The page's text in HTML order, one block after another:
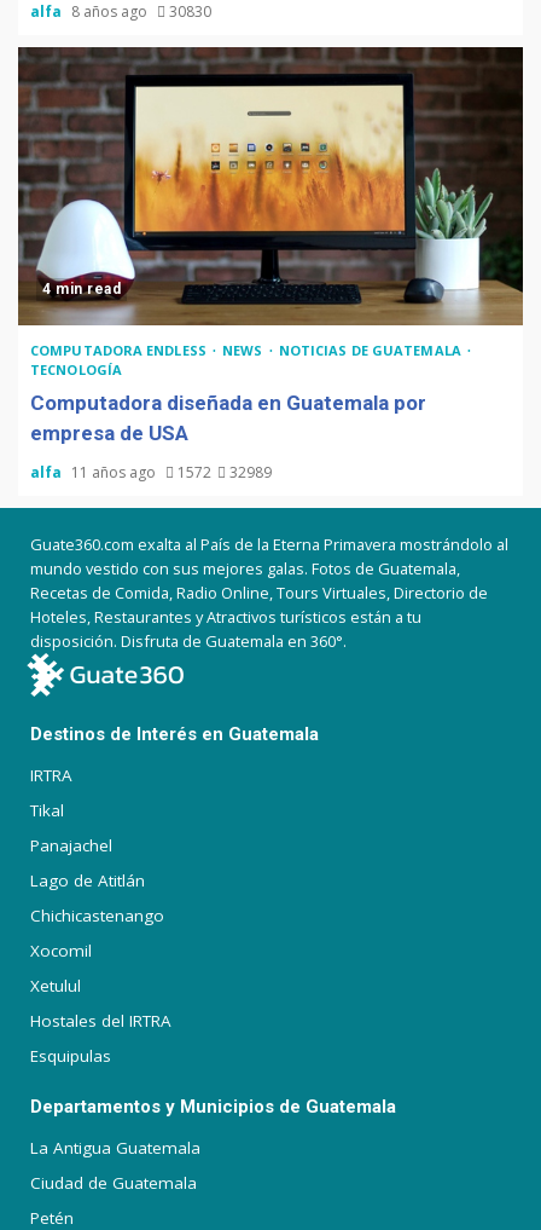
alfa 8 años ago 30830
4 min read
COMPUTADORA ENDLESS NEWS
NOTICIAS DE GUATEMALA
TECNOLOGÍA
Computadora diseñada en Guatemala por
empresa de USA
alfa 11 años ago 1572 32989
Guate360.com exalta al País de la Eterna Primavera mostrándolo al
mundo vestido con sus mejores galas. Fotos de Guatemala,
Recetas de Comida, Radio Online, Tours Virtuales, Directorio de
Hoteles, Restaurantes y Atractivos turísticos están a tu
disposición. Disfruta de Guatemala en 360°.
Destinos de Interés en Guatemala
IRTRA
Tikal
Panajachel
Lago de Atitlán
Chichicastenango
Xocomil
Xetulul
Hostales del IRTRA
Esquipulas
Departamentos y Municipios de Guatemala
La Antigua Guatemala
Ciudad de Guatemala
Petén